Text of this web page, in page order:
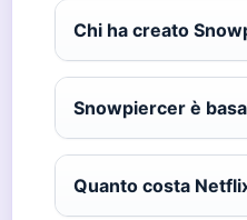
Chi ha creato
Snowpiercer è
Quanto costa